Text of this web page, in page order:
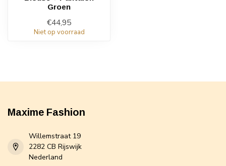
Groen
€44,95
Niet op voorraad
Maxime Fashion
Willemstraat 19
2282 CB Rijswijk
Nederland